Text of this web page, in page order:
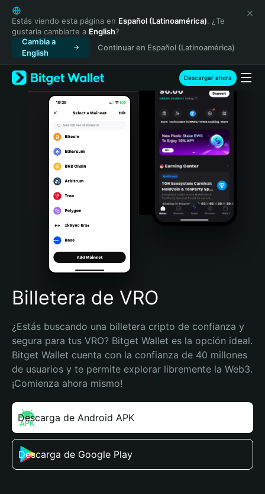
English
日本語
Tiếng Việt
Русский
Español (Latinoamérica)
Türkçe
Italiano
Português (Portugal)
Bahasa Indonesia
Português (Brasil)
Español (Argentina)
Estás viendo esta página en Español (Latinoamérica). ¿Te
gustaría cambiarte a English?
Cambia a
English
Continuar en Español (Latinoamérica)
Descargar ahora
Billetera de VRO
¿Estás buscando una billetera cripto de confianza y
segura para tus VRO? Bitget Wallet es la opción ideal.
Bitget Wallet cuenta con la confianza de 40 millones
de usuarios y te permite explorar libremente la Web3.
¡Comienza ahora mismo!
Descarga de Android APK
Descarga de Google Play